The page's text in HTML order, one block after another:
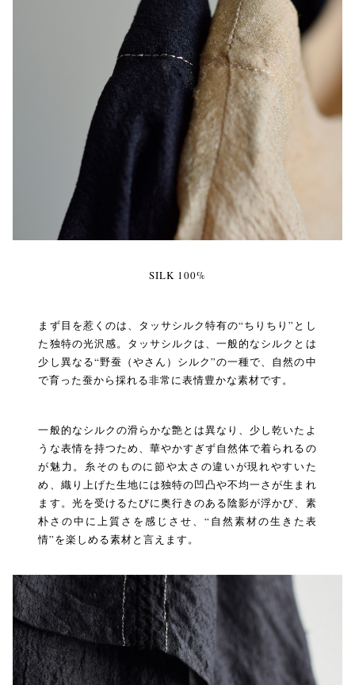
SILK 100%
まず目を惹くのは、タッサシルク特有の“ちりちり”とし
た独特の光沢感。タッサシルクは、一般的なシルクとは
少し異なる“野蚕（やさん）シルク”の一種で、自然の中
で育った蚕から採れる非常に表情豊かな素材です。
一般的なシルクの滑らかな艶とは異なり、少し乾いたよ
うな表情を持つため、華やかすぎず自然体で着られるの
が魅力。糸そのものに節や太さの違いが現れやすいた
め、織り上げた生地には独特の凹凸や不均一さが生まれ
ます。光を受けるたびに奥行きのある陰影が浮かび、素
朴さの中に上質さを感じさせ、“自然素材の生きた表
情”を楽しめる素材と言えます。